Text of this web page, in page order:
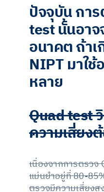
ปัจจุบัน กา
test นั้นอาจ
อนาคต ถ้า
NIPT มาใ
หลาย
Quad test
ความเสี่ยง
เนื่องจากการตรวจ
แม่นยำอยู่ที่ 80-
ตรวจมีความเสี่ยงสู